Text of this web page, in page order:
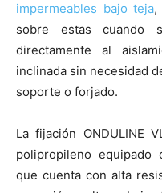
impermeables bajo teja,
sobre estas cuando
directamente al
inclinada sin necesidad
soporte o forjado.
La fijación ONDULINE
polipropileno equipado
que cuenta con alta